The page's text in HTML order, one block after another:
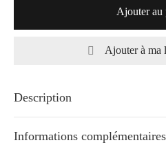
Ajouter au
Ajouter à ma
Description
Informations complémentaires